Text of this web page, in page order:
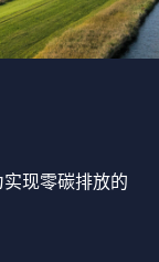
现零碳排放的